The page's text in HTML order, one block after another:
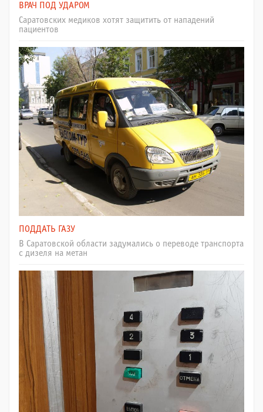
ВРАЧ ПОД УДАРОМ
Саратовских медиков хотят защитить от нападений
пациентов
ПОДДАТЬ ГАЗУ
В Саратовской области задумались о переводе транспорта
с дизеля на метан